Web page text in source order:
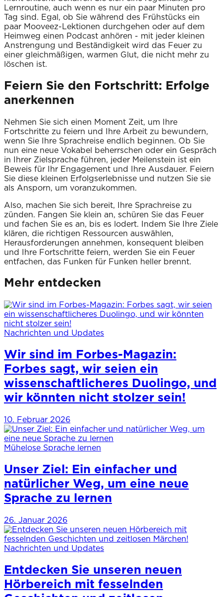
Lernroutine, auch wenn es nur ein paar Minuten pro
Tag sind. Egal, ob Sie während des Frühstücks ein
paar Mooveez-Lektionen durchgehen oder auf dem
Heimweg einen Podcast anhören - mit jeder kleinen
Anstrengung und Beständigkeit wird das Feuer zu
einer gleichmäßigen, warmen Glut, die nicht mehr zu
löschen ist.
Feiern Sie den Fortschritt: Erfolge
anerkennen
Nehmen Sie sich einen Moment Zeit, um Ihre
Fortschritte zu feiern und Ihre Arbeit zu bewundern,
wenn Sie Ihre Sprachreise endlich beginnen. Ob Sie
nun eine neue Vokabel beherrschen oder ein Gespräch
in Ihrer Zielsprache führen, jeder Meilenstein ist ein
Beweis für Ihr Engagement und Ihre Ausdauer. Feiern
Sie diese kleinen Erfolgserlebnisse und nutzen Sie sie
als Ansporn, um voranzukommen.
Also, machen Sie sich bereit, Ihre Sprachreise zu
zünden. Fangen Sie klein an, schüren Sie das Feuer
und fachen Sie es an, bis es lodert. Indem Sie Ihre Ziele
klären, die richtigen Ressourcen auswählen,
Herausforderungen annehmen, konsequent bleiben
und Ihre Fortschritte feiern, werden Sie ein Feuer
entfachen, das Funken für Funken heller brennt.
Mehr entdecken
Nachrichten und Updates
Wir sind im Forbes-Magazin:
Forbes sagt, wir seien ein
wissenschaftlicheres Duolingo, und
wir könnten nicht stolzer sein!
10. Februar 2026
Mühelose Sprache lernen
Unser Ziel: Ein einfacher und
natürlicher Weg, um eine neue
Sprache zu lernen
26. Januar 2026
Nachrichten und Updates
Entdecken Sie unseren neuen
Hörbereich mit fesselnden